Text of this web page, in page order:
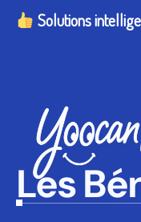
Les
Solutions